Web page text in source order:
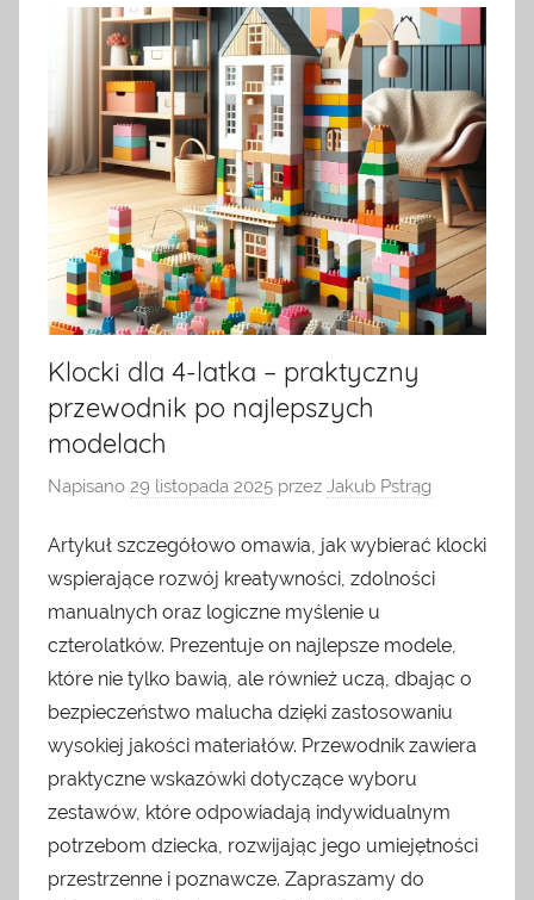
Klocki dla 4-latka – praktyczny
przewodnik po najlepszych
modelach
Napisano 29 listopada 2025 przez Jakub Pstrąg
Artykuł szczegółowo omawia, jak wybierać klocki
wspierające rozwój kreatywności, zdolności
manualnych oraz logiczne myślenie u
czterolatków. Prezentuje on najlepsze modele,
które nie tylko bawią, ale również uczą, dbając o
bezpieczeństwo malucha dzięki zastosowaniu
wysokiej jakości materiałów. Przewodnik zawiera
praktyczne wskazówki dotyczące wyboru
zestawów, które odpowiadają indywidualnym
potrzebom dziecka, rozwijając jego umiejętności
przestrzenne i poznawcze. Zapraszamy do